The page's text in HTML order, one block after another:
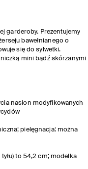
garderoby. Prezentujemy
bawełnianego o
się do sylwetki.
mini bądź skórzanymi
nasion modyfikowanych
pielęgnacja: można
to 54,2 cm; modelka